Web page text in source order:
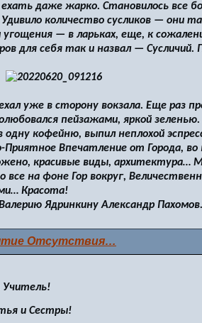
даже жарко. Становилось все
Удивило количество сусликов — они
— в ларьках, еще, к
для себя так и назвал —
уже в сторону вокзала. Еще раз
пейзажами, яркой
кофейню, выпил неплохой
Приятное Впечатление от Города,
красивые виды, архитектура…
на фоне Гор вокруг,
Красота!
Ядринкину Александр Пахомов.
Отсутствия…
Учитель!
и Сестры!